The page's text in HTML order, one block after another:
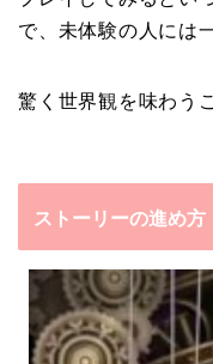
で、未体験の人には
驚く世界観を味わう
ストーリーの進め方